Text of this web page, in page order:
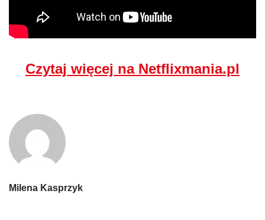
Czytaj więcej na Netflixmania.pl
Milena Kasprzyk